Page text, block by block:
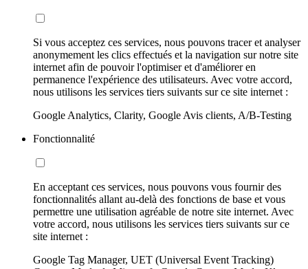
Si vous acceptez ces services, nous pouvons tracer et analyser
anonymement les clics effectués et la navigation sur notre site
internet afin de pouvoir l'optimiser et d'améliorer en
permanence l'expérience des utilisateurs. Avec votre accord,
nous utilisons les services tiers suivants sur ce site internet :
Google Analytics, Clarity, Google Avis clients, A/B-Testing
Fonctionnalité
En acceptant ces services, nous pouvons vous fournir des
fonctionnalités allant au-delà des fonctions de base et vous
permettre une utilisation agréable de notre site internet. Avec
votre accord, nous utilisons les services tiers suivants sur ce
site internet :
Google Tag Manager, UET (Universal Event Tracking)